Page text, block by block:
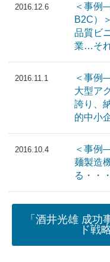
2016.12.6
＜事例
B2C）
品質ビ
業…そ
2016.11.1
＜事例
大型ア
誇り、
的中小
2016.10.4
＜事例
麺製造
る・・
「酒井光雄 成功
ド戦